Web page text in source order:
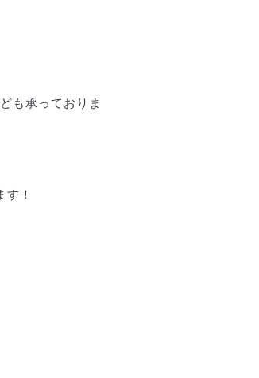
も承っておりま
！